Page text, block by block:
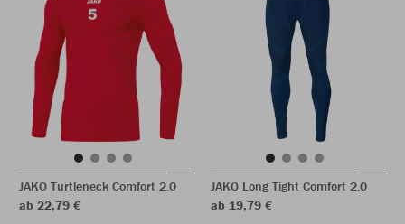
JAKO Turtleneck Comfort 2.0
ab 22,79 €
JAKO Long Tight Comfort 2.0
ab 19,79 €